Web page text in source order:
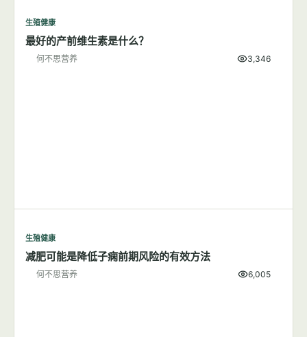
生殖健康
最好的产前维生素是什么？
何不思营养 3,346
生殖健康
减肥可能是降低子痫前期风险的有效方法
何不思营养 6,005